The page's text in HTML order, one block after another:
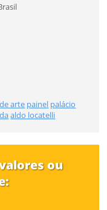
arte painel palácio
aldo locatelli
ou